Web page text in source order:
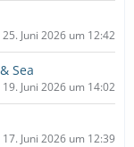
25. Juni 2026 um 12:42
Sea
19. Juni 2026 um 14:02
17. Juni 2026 um 12:39